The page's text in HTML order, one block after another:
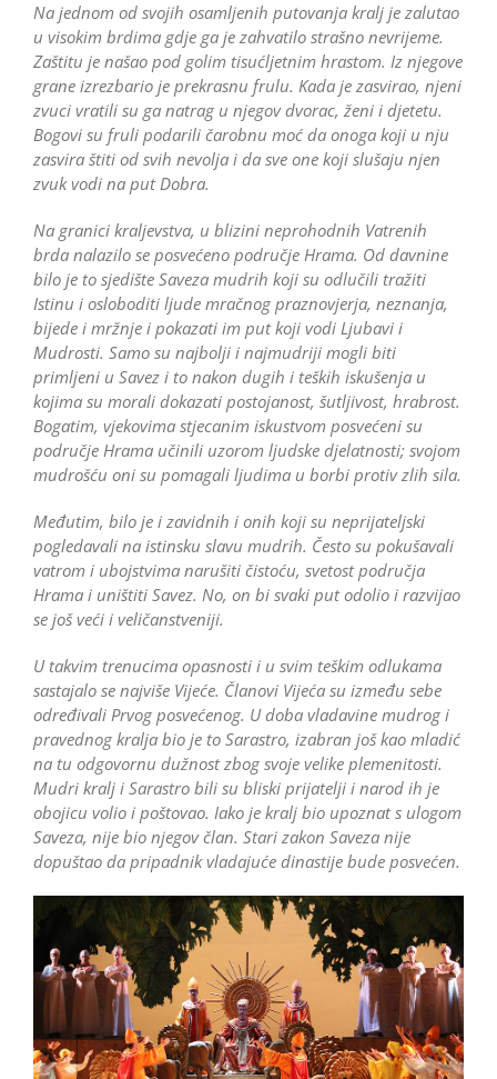
Na jednom od svojih osamljenih putovanja kralj je zalutao
u visokim brdima gdje ga je zahvatilo strašno nevrijeme.
Zaštitu je našao pod golim tisućljetnim hrastom. Iz njegove
grane izrezbario je prekrasnu frulu. Kada je zasvirao, njeni
zvuci vratili su ga natrag u njegov dvorac, ženi i djetetu.
Bogovi su fruli podarili čarobnu moć da onoga koji u nju
zasvira štiti od svih nevolja i da sve one koji slušaju njen
zvuk vodi na put Dobra.
Na granici kraljevstva, u blizini neprohodnih Vatrenih
brda nalazilo se posvećeno područje Hrama. Od davnine
bilo je to sjedište Saveza mudrih koji su odlučili tražiti
Istinu i osloboditi ljude mračnog praznovjerja, neznanja,
bijede i mržnje i pokazati im put koji vodi Ljubavi i
Mudrosti. Samo su najbolji i najmudriji mogli biti
primljeni u Savez i to nakon dugih i teških iskušenja u
kojima su morali dokazati postojanost, šutljivost, hrabrost.
Bogatim, vjekovima stjecanim iskustvom posvećeni su
područje Hrama učinili uzorom ljudske djelatnosti; svojom
mudrošću oni su pomagali ljudima u borbi protiv zlih sila.
Međutim, bilo je i zavidnih i onih koji su neprijateljski
pogledavali na istinsku slavu mudrih. Često su pokušavali
vatrom i ubojstvima narušiti čistoću, svetost područja
Hrama i uništiti Savez. No, on bi svaki put odolio i razvijao
se još veći i veličanstveniji.
U takvim trenucima opasnosti i u svim teškim odlukama
sastajalo se najviše Vijeće. Članovi Vijeća su između sebe
određivali Prvog posvećenog. U doba vladavine mudrog i
pravednog kralja bio je to Sarastro, izabran još kao mladić
na tu odgovornu dužnost zbog svoje velike plemenitosti.
Mudri kralj i Sarastro bili su bliski prijatelji i narod ih je
obojicu volio i poštovao. Iako je kralj bio upoznat s ulogom
Saveza, nije bio njegov član. Stari zakon Saveza nije
dopuštao da pripadnik vladajuće dinastije bude posvećen.